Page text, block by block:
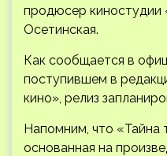
продюсер
Осетинская.
Как сообщается в
поступившем в
кино», релиз
Напомним, что «Тайна
основанная на